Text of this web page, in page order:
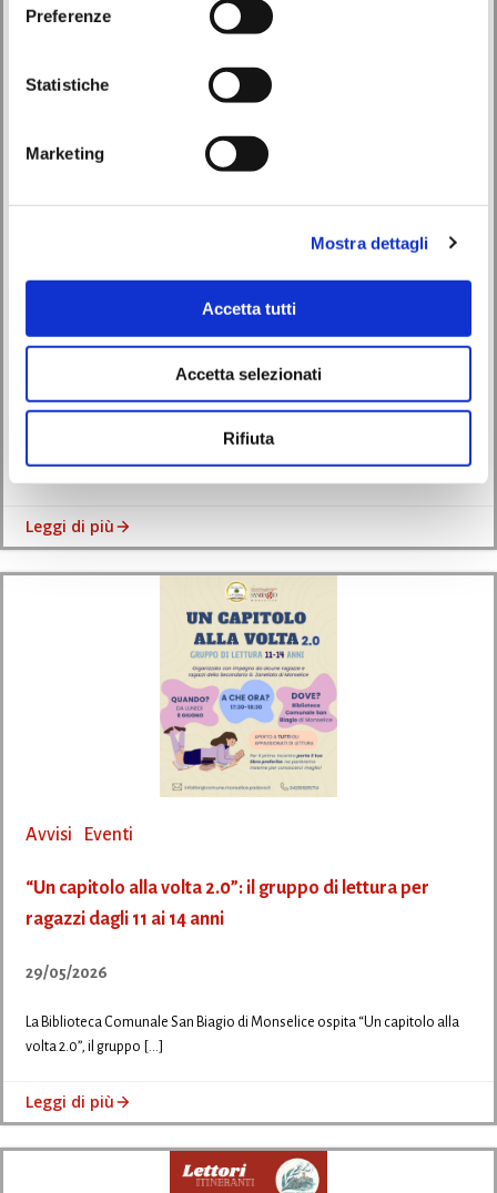
Preferenze
Statistiche
Marketing
Mostra dettagli
Accetta tutti
Accetta selezionati
Rifiuta
Laboratori di Legatoria Creativa alla Biblioteca di
Monselice: un viaggio tra carta, filo e fantasia
30/05/2026
La Biblioteca Comunale San Biagio di Monselice, in collaborazione con
Stamperia Stenghele, propone una giornata […]
Leggi di più
Avvisi Eventi
“Un capitolo alla volta 2.0”: il gruppo di lettura per
ragazzi dagli 11 ai 14 anni
29/05/2026
La Biblioteca Comunale San Biagio di Monselice ospita “Un capitolo alla
volta 2.0”, il gruppo […]
Leggi di più